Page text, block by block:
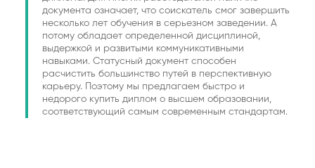
документа означает, что соискатель смог завершить
несколько лет обучения в серьезном заведении. А
потому обладает определенной дисциплиной,
выдержкой и развитыми коммуникативными
навыками. Статусный документ способен
расчистить большинство путей в перспективную
карьеру. Поэтому мы предлагаем быстро и
недорого купить диплом о высшем образовании,
соответствующий самым современным стандартам.